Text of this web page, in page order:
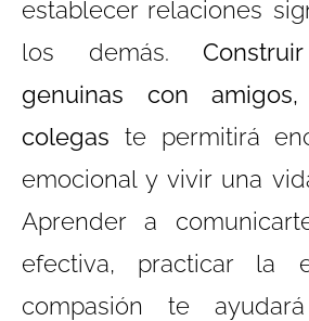
establecer relaciones
los demás.
genuinas con
colegas te permitirá
emocional y vivir una
Aprender a
efectiva, practicar la
compasión te